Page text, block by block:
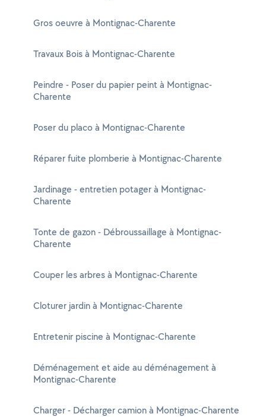
Gros oeuvre à Montignac-Charente
Travaux Bois à Montignac-Charente
Peindre - Poser du papier peint à Montignac-
Charente
Poser du placo à Montignac-Charente
Réparer fuite plomberie à Montignac-Charente
Jardinage - entretien potager à Montignac-
Charente
Tonte de gazon - Débroussaillage à Montignac-
Charente
Couper les arbres à Montignac-Charente
Cloturer jardin à Montignac-Charente
Entretenir piscine à Montignac-Charente
Déménagement et aide au déménagement à
Montignac-Charente
Charger - Décharger camion à Montignac-Charente